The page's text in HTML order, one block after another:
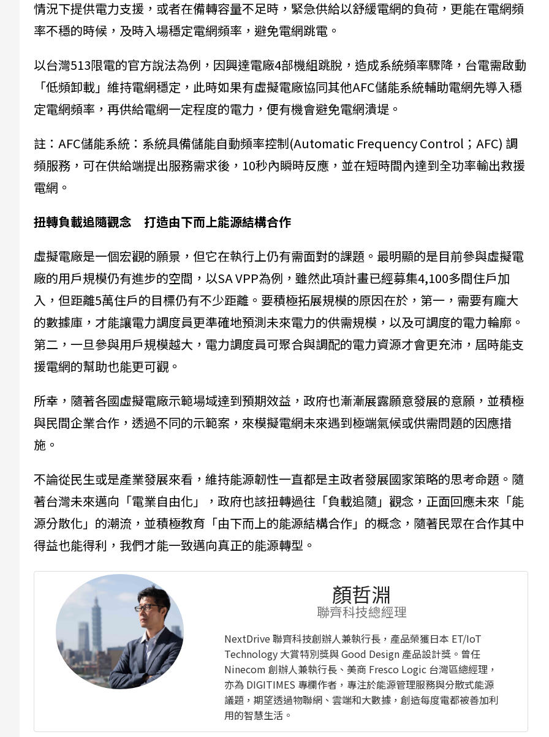
情況下提供電力支援，或者在備轉容量不足時，緊急供給以舒緩電網的負荷，更能在電網頻
率不穩的時候，及時入場穩定電網頻率，避免電網跳電。
以台灣513限電的官方說法為例，因興達電廠4部機組跳脫，造成系統頻率驟降，台電需啟動
「低頻卸載」維持電網穩定，此時如果有虛擬電廠協同其他AFC儲能系統輔助電網先導入穩
定電網頻率，再供給電網一定程度的電力，便有機會避免電網潰堤。
註：AFC儲能系統：系統具備儲能自動頻率控制(Automatic Frequency Control；AFC) 調
頻服務，可在供給端提出服務需求後，10秒內瞬時反應，並在短時間內達到全功率輸出救援
電網。
扭轉負載追隨觀念 打造由下而上能源結構合作
虛擬電廠是一個宏觀的願景，但它在執行上仍有需面對的課題。最明顯的是目前參與虛擬電
廠的用戶規模仍有進步的空間，以SA VPP為例，雖然此項計畫已經募集4,100多間住戶加
入，但距離5萬住戶的目標仍有不少距離。要積極拓展規模的原因在於，第一，需要有龐大
的數據庫，才能讓電力調度員更準確地預測未來電力的供需規模，以及可調度的電力輪廓。
第二，一旦參與用戶規模越大，電力調度員可聚合與調配的電力資源才會更充沛，屆時能支
援電網的幫助也能更可觀。
所幸，隨著各國虛擬電廠示範場域達到預期效益，政府也漸漸展露願意發展的意願，並積極
與民間企業合作，透過不同的示範案，來模擬電網未來遇到極端氣候或供需問題的因應措
施。
不論從民生或是產業發展來看，維持能源韌性一直都是主政者發展國家策略的思考命題。隨
著台灣未來邁向「電業自由化」，政府也該扭轉過往「負載追隨」觀念，正面回應未來「能
源分散化」的潮流，並積極教育「由下而上的能源結構合作」的概念，隨著民眾在合作其中
得益也能得利，我們才能一致邁向真正的能源轉型。
顏哲淵
聯齊科技總經理
NextDrive 聯齊科技創辦人兼執行長，產品榮獲日本 ET/IoT
Technology 大賞特別獎與 Good Design 產品設計獎。曾任
Ninecom 創辦人兼執行長、美商 Fresco Logic 台灣區總經理，
亦為 DIGITIMES 專欄作者，專注於能源管理服務與分散式能源
議題，期望透過物聯網、雲端和大數據，創造每度電都被善加利
用的智慧生活。